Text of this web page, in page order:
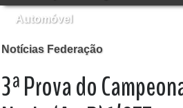
Automóvel
Notícias Federação
3ª Prova do